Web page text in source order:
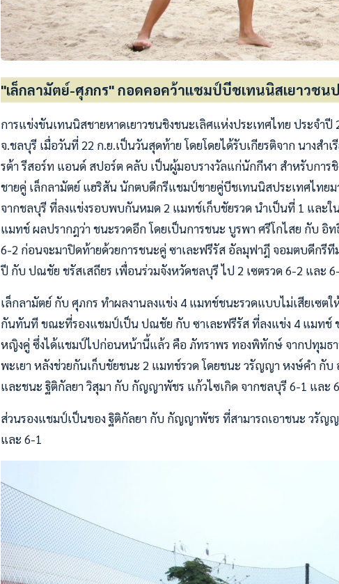
"เล็กลามัตย์-ศุภกร" กอดคอคว้าแชมป์บีชเทนนิสเยาวชน
การแข่งขันเทนนิสชายหาดเยาวชนชิงชนะเลิศแห่งประเทศไทย ประจำ
จ.ชลบุรี เมื่อวันที่ 22 ก.ย.เป็นวันสุดท้าย โดยโดยได้รับเกียรติจาก นางสำ
รต้า รีสอร์ท แอนด์ สปอร์ต คลับ เป็นผู้มอบรางวัลแก่นักกีฬา สำหรับการ
ชายคู่ เล็กลามัตย์ แฮริสัน นักตบดีกรีแชมป์ชายคู่บีชเทนนิสประเทศไทย
จากชลบุรี ที่ลงแข่งรอบพบกันหมด 2 แมทช์เก็บชัยรวด นำเป็นที่ 1 และใ
แมทช์ ผลปรากฎว่า ชนะรวดอีก โดยเป็นการชนะ บูรพา ศรีโกไสย กับ อิ
6-2 ก่อนจะมาปิดท้ายด้วยการชนะคู่ ซาเละฟรีรัส อัลมุฟาฎี จอมตบดีกรีที
ปี กับ ปณชัย ชรัสเสถียร เพื่อนร่วมจังหวัดชลบุรี ไป 2 เซตรวด 6-2 และ
เล็กลามัตย์ กับ ศุภกร ทำผลงานลงแข่ง 4 แมทช์ชนะรวดแบบไม่เสียเซตใ
กันทันที ขณะที่รองแชมป์เป็น ปณชัย กับ ซาเละฟรีรัส ที่ลงแข่ง 4 แมทช์
หญิงคู่ ซึ่งได้แชมป์ไปก่อนหน้านี้แล้ว คือ ภัทราพร ทองพิทักษ์ จากปทุมธ
พะเยา หลังช่วยกันเก็บชัยชนะ 2 แมทช์รวด โดยชนะ วรัญญา หงษ์คำ กับ
และชนะ ฐิติกัลยา วิสุมา กับ กัญญาพัชร แก้วไซเกิด จากชลบุรี 6-1 และ
ส่วนรองแชมป์เป็นของ ฐิติกัลยา กับ กัญญาพัชร ที่สามารถเอาชนะ วรัญญ
และ 6-1